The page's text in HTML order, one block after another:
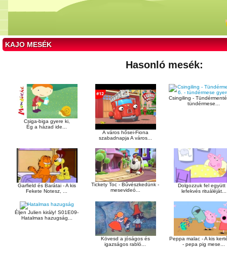
KAJO MESÉK
Hasonló mesék:
Csiga-biga gyere ki,
Ég a házad ide...
A város hősei-Fiona
szabadnapja A város...
Csingiling -
tündérmese...
Garfield és Barátai - A kis
Fekete Notesz, ...
Tickety Toc - Bűvészkedünk -
mesevideó...
Dolgozzuk fel együtt
lefekvés rituáléját...
Éljen Julien király! S01E09-
Hatalmas hazugság...
Kövesd a jóságos és
igazságos rabló...
Peppa malac - A kis
- pepa pig mese...